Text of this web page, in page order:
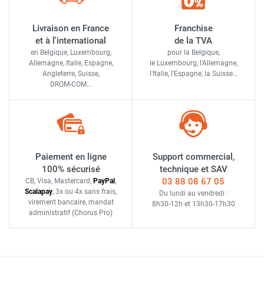
Livraison en France
et à l'international
en Belgique, Luxembourg,
Allemagne, Italie, Espagne,
Angleterre, Suisse,
DROM-COM…
Franchise
de la TVA
pour la Belgique,
le Luxembourg, l'Allemagne,
l'Italie, l'Espagne, la Suisse…
Paiement en ligne
100% sécurisé
CB, Visa, Mastercard, PayPal ,
Scalapay, 3x ou 4x sans frais,
virement bancaire, mandat
administratif (Chorus Pro)
Support commercial,
technique et SAV
03 88 08 67 05
Du lundi au vendredi :
8h30-12h et 13h30-17h30